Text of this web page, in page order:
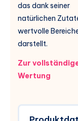
das dank seiner
natürlichen
wertvolle
darstellt.
Zur
Wertung